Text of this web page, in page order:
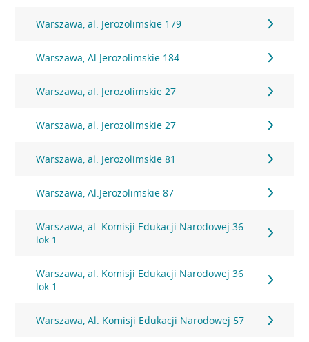
Warszawa, al. Jerozolimskie 179
Warszawa, Al.Jerozolimskie 184
Warszawa, al. Jerozolimskie 27
Warszawa, al. Jerozolimskie 27
Warszawa, al. Jerozolimskie 81
Warszawa, Al.Jerozolimskie 87
Warszawa, al. Komisji Edukacji Narodowej 36
lok.1
Warszawa, al. Komisji Edukacji Narodowej 36
lok.1
Warszawa, Al. Komisji Edukacji Narodowej 57